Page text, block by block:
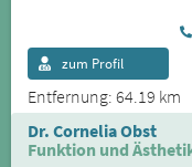
Entfernung: 64.19 km
zum Profil
Dr. Cornelia Obst
Funktion und